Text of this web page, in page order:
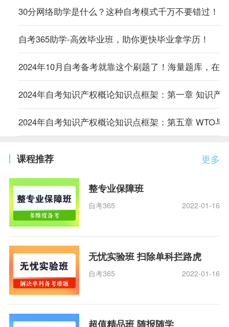
30分网络助学是什么？这种自考模式千万不要错过！
自考365助学-高效毕业班，助你更快毕业拿学历！
2024年10月自考备考就靠这个刷题了！海量题库，在
2024年自考知识产权概论知识点框架：第一章 知识产
2024年自考知识产权概论知识点框架：第五章 WTO与
更多
课程推荐
整专业保障班
自考365 2022-01-16
无忧实验班 扫除单科拦路虎
自考365 2022-01-16
超值精品班 随报随学